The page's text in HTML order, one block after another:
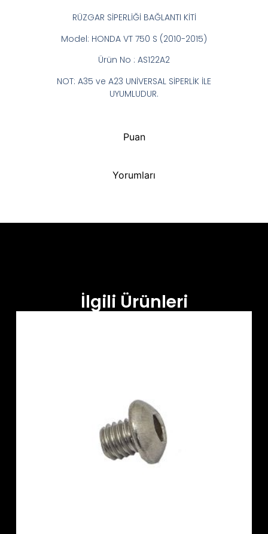
Puan
Yorumları
RÜZGAR SİPERLİĞİ BAĞLANTI KİTİ
Model: HONDA VT 750 S (2010-2015)
Ürün No : AS122A2
NOT: A35 ve A23 UNİVERSAL SİPERLİK İLE
UYUMLUDUR.
İlgili Ürünleri